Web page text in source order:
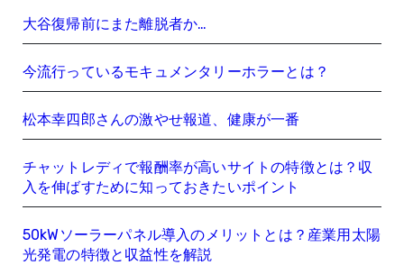
大谷復帰前にまた離脱者か…
今流行っているモキュメンタリーホラーとは？
松本幸四郎さんの激やせ報道、健康が一番
チャットレディで報酬率が高いサイトの特徴とは？収
入を伸ばすために知っておきたいポイント
50kWソーラーパネル導入のメリットとは？産業用太陽
光発電の特徴と収益性を解説